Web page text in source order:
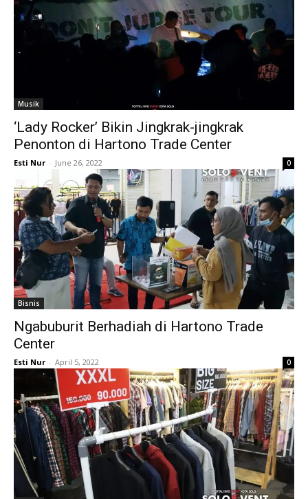
Musik
‘Lady Rocker’ Bikin Jingkrak-jingkrak
Penonton di Hartono Trade Center
Esti Nur - June 26, 2022 0
Bisnis
Ngabuburit Berhadiah di Hartono Trade
Center
Esti Nur - April 5, 2022 0